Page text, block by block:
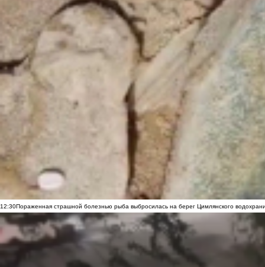
12:30Пораженная страшной болезнью рыба выбросилась на берег Цимлянского